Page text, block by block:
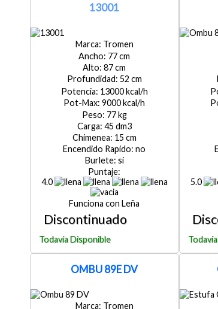
13001
Tromen
77
87
52
13000
9000
77
45
15
no
si
4.0
Leña
5.0
OMBU 89E DV
Tromen